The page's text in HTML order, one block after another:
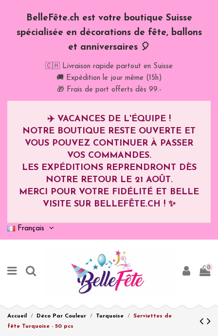
BelleFête.ch est votre boutique Suisse
spécialisée en décorations de fête, ballons
et anniversaires 🎈
🇨🇭 Livraison rapide partout en Suisse
🚚 Expédition le jour même (15h)
🎁 Frais de port offerts dès 99.-
✈️ VACANCES DE L'ÉQUIPE !
NOTRE BOUTIQUE RESTE OUVERTE ET
VOUS POUVEZ CONTINUER À PASSER
VOS COMMANDES.
LES EXPÉDITIONS REPRENDRONT DÈS
NOTRE RETOUR LE 21 AOÛT.
MERCI POUR VOTRE FIDÉLITÉ ET BELLE
VISITE SUR BELLEFÊTE.CH ! ✨
Français
0
Accueil Déco Par Couleur Turquoise
Serviettes de
fête Turquoise - 50 pcs